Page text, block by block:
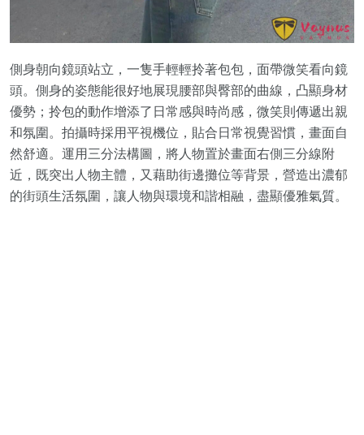
側身朝向鏡頭站立，一隻手輕輕拎著包包，面帶微笑看向鏡
頭。側身的姿態能很好地展現腰部與臀部的曲線，凸顯身材
優勢；拎包的動作增添了日常感與時尚感，微笑則傳遞出親
和氛圍。拍攝時採用平視機位，貼合日常視覺習慣，畫面自
然舒適。運用三分法構圖，將人物置於畫面右側三分線附
近，既突出人物主體，又藉助街邊攤位等背景，營造出濃郁
的街頭生活氛圍，讓人物與環境和諧相融，盡顯優雅氣質。